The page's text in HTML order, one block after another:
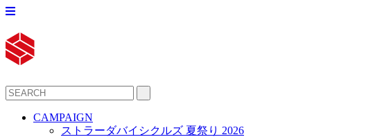
CAMPAIGN
ストラーダバイシクルズ 夏祭り 2026